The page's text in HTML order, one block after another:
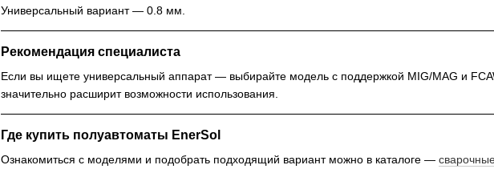
Универсальный вариант — 0.8 мм.
Рекомендация специалиста
Если вы ищете универсальный аппарат — выбирайте модель с поддержкой MIG/MAG и
значительно расширит возможности использования.
Где купить полуавтоматы EnerSol
Ознакомиться с моделями и подобрать подходящий вариант можно в каталоге —